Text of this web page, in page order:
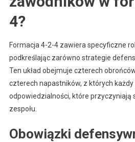
4?
Formacja 4-2-4 zawiera specyficzne
podkreślając zarówno strategie
Ten układ obejmuje czterech
czterech napastników, z których
odpowiedzialności, które przyczyniają
zespołu.
Obowiązki